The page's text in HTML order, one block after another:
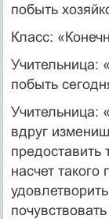
побыть
Класс:
Учительница:
побыть
Учительница:
вдруг
предоставить
насчет